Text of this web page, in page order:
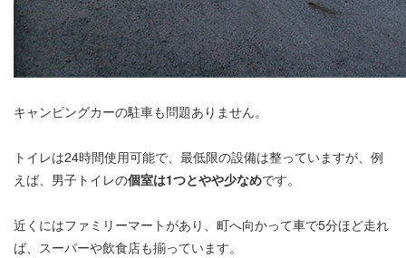
キャンピングカーの駐車も問題ありません。
トイレは24時間使用可能で、最低限の設備は整っていますが、例
えば、男子トイレの個室は1つとやや少なめです。
近くにはファミリーマートがあり、町へ向かって車で5分ほど走れ
ば、スーパーや飲食店も揃っています。